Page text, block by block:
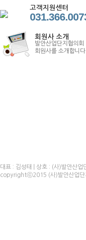
고객지원센터
회원사 소개
발안산업단지협의회
회원사를 소개합니다.
대표 : 김성태 | 상호 : (사)발안산
copyrightⓒ2015 (사)발안산업단